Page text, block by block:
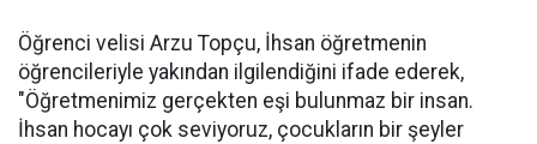
Öğrenci velisi Arzu Topçu, İhsan öğretmenin
öğrencileriyle yakından ilgilendiğini ifade ederek,
"Öğretmenimiz gerçekten eşi bulunmaz bir insan.
İhsan hocayı çok seviyoruz, çocukların bir şeyler